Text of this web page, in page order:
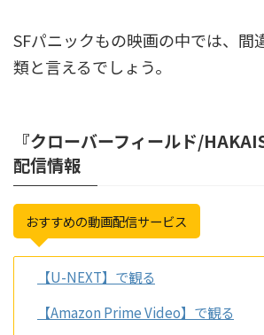
SFパニックもの映画の中では、間
類と言えるでしょう。
『クローバーフィールド/
配信情報
おすすめの動画配信サービス
【U-NEXT】で観る
【Amazon Prime Video】で観る